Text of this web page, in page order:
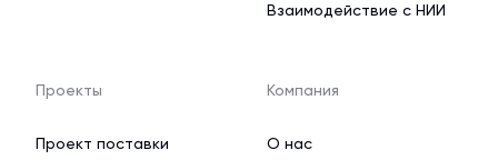
Взаимодействие с НИИ
Проекты
Проект поставки
Компания
О нас